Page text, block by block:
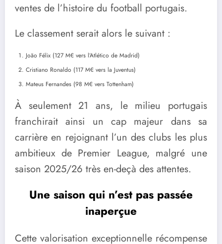
ventes de l’histoire du football portugais.
Le classement serait alors le suivant :
João Félix (127 M€ vers l’Atlético de Madrid)
Cristiano Ronaldo (117 M€ vers la Juventus)
Mateus Fernandes (98 M€ vers Tottenham)
À seulement 21 ans, le milieu portugais
franchirait ainsi un cap majeur dans sa
carrière en rejoignant l’un des clubs les plus
ambitieux de Premier League, malgré une
saison 2025/26 très en-deçà des attentes.
Une saison qui n’est pas passée
inaperçue
Cette valorisation exceptionnelle récompense